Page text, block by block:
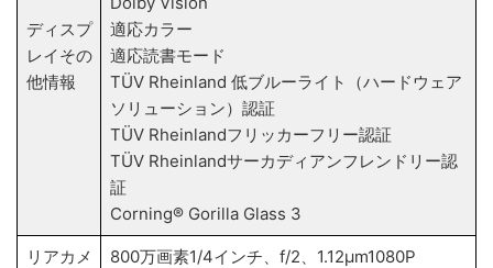
ディスプ
レイその
他情報
適応カラー
適応読書モード
TÜV Rheinland 低ブルーライト（ハードウェア
ソリューション）認証
TÜV Rheinlandフリッカーフリー認証
TÜV Rheinlandサーカディアンフレンドリー認
証
Corning® Gorilla Glass 3
リアカメ
800万画素1/4インチ、f/2、1.12μm1080P